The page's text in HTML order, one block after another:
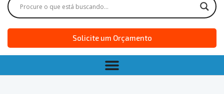
Solicite um Orçamento